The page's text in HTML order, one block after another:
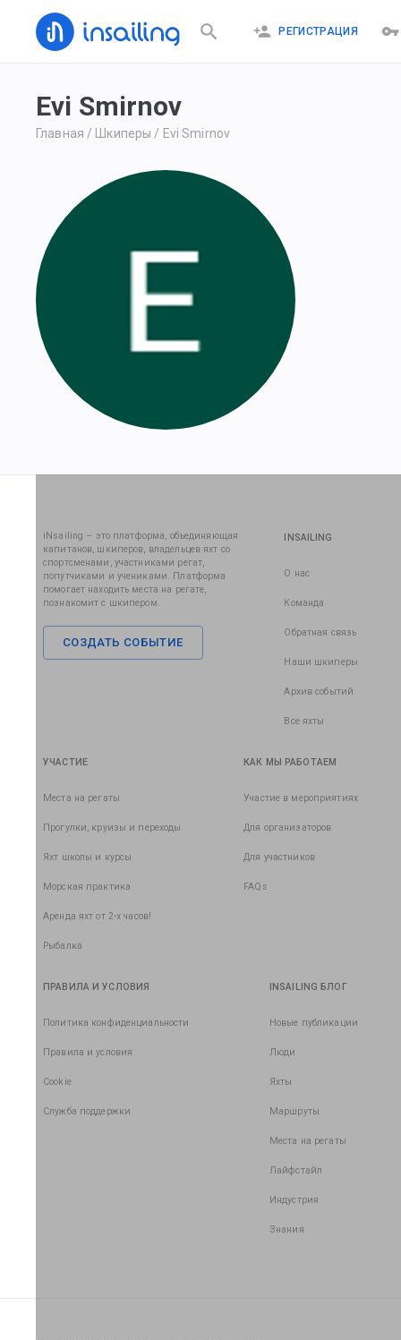
РЕГИСТРАЦИЯ
Evi Smirnov
Главная / Шкиперы / Evi Smirnov
iNsailing – это платформа, объединяющая
капитанов, шкиперов, владельцев яхт со
спортсменами, участниками регат,
попутчиками и учениками. Платформа
помогает находить места на регате,
познакомит с шкипером.
СОЗДАТЬ СОБЫТИЕ
INSAILING
О нас
Команда
Обратная связь
Наши шкиперы
Архив событий
Все яхты
УЧАСТИЕ
Места на регаты
Прогулки, круизы и переходы
Яхт школы и курсы
Морская практика
Аренда яхт от 2-х часов!
Рыбалка
КАК МЫ РАБОТАЕМ
Участие в мероприятиях
Для организаторов
Для участников
FAQs
ПРАВИЛА И УСЛОВИЯ
Политика конфиденциальности
Правила и условия
Cookie
Служба поддержки
INSAILING БЛОГ
Новые публикации
Люди
Яхты
Маршруты
Места на регаты
Лайфстайл
Индустрия
Знания